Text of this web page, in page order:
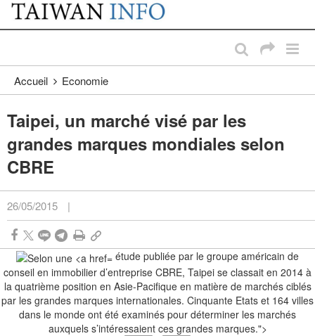
Passer au contenu principal
:::
Accueil Economie
Taipei, un marché visé par les
grandes marques mondiales selon
CBRE
26/05/2015 |
étude publiée par le groupe américain de
conseil en immobilier d’entreprise CBRE, Taipei se classait en 2014 à
la quatrième position en Asie-Pacifique en matière de marchés ciblés
par les grandes marques internationales. Cinquante Etats et 164 villes
dans le monde ont été examinés pour déterminer les marchés
auxquels s’intéressaient ces grandes marques.">